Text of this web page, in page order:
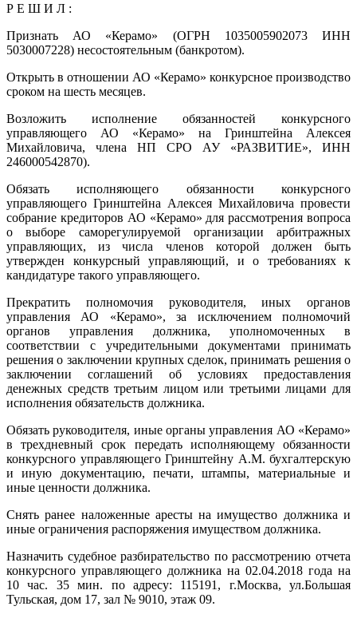
Р Е Ш И Л :
Признать АО «Керамо» (ОГРН 1035005902073 ИНН
5030007228) несостоятельным (банкротом).
Открыть в отношении АО «Керамо» конкурсное производство
сроком на шесть месяцев.
Возложить исполнение обязанностей конкурсного
управляющего АО «Керамо» на Гринштейна Алексея
Михайловича, члена НП СРО АУ «РАЗВИТИЕ», ИНН
246000542870).
Обязать исполняющего обязанности конкурсного
управляющего Гринштейна Алексея Михайловича провести
собрание кредиторов АО «Керамо» для рассмотрения вопроса
о выборе саморегулируемой организации арбитражных
управляющих, из числа членов которой должен быть
утвержден конкурсный управляющий, и о требованиях к
кандидатуре такого управляющего.
Прекратить полномочия руководителя, иных органов
управления АО «Керамо», за исключением полномочий
органов управления должника, уполномоченных в
соответствии с учредительными документами принимать
решения о заключении крупных сделок, принимать решения о
заключении соглашений об условиях предоставления
денежных средств третьим лицом или третьими лицами для
исполнения обязательств должника.
Обязать руководителя, иные органы управления АО «Керамо»
в трехдневный срок передать исполняющему обязанности
конкурсного управляющего Гринштейну А.М. бухгалтерскую
и иную документацию, печати, штампы, материальные и
иные ценности должника.
Снять ранее наложенные аресты на имущество должника и
иные ограничения распоряжения имуществом должника.
Назначить судебное разбирательство по рассмотрению отчета
конкурсного управляющего должника на 02.04.2018 года на
10 час. 35 мин. по адресу: 115191, г.Москва, ул.Большая
Тульская, дом 17, зал № 9010, этаж 09.